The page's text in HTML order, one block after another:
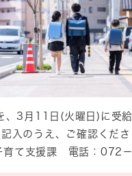
、3月11日(火曜日)に受
入のうえ、ご確認くださ
て支援課 電話：072